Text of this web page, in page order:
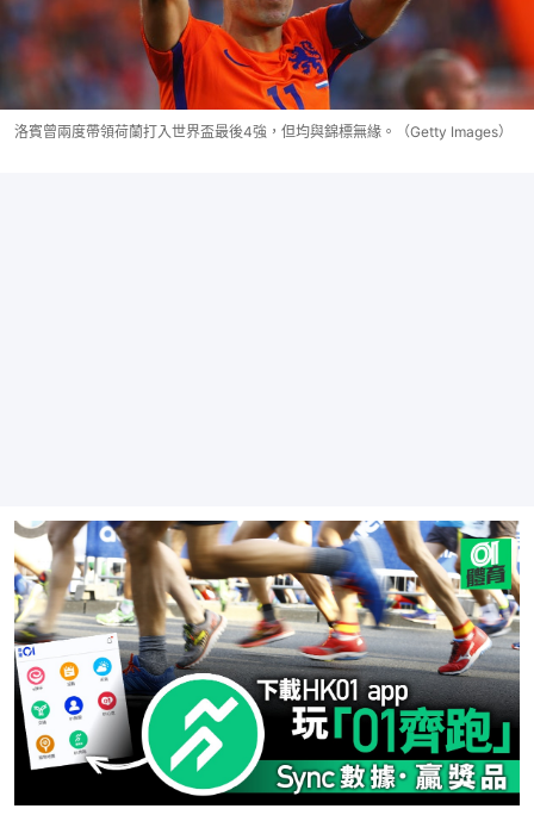
洛賓曾兩度帶領荷蘭打入世界盃最後4強，但均與錦標無緣。（Getty Images）